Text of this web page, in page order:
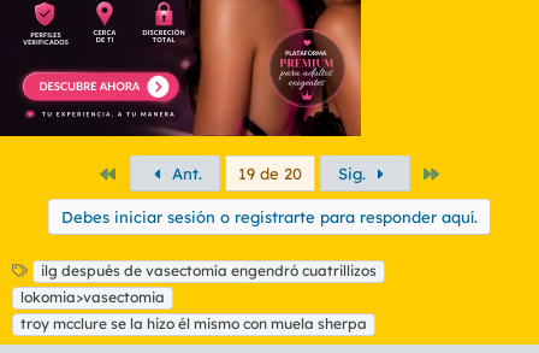
PrimeroAnt. 19 de 20 Sig.
Debes iniciar sesión o registrarte para responder aquí.
E
t
i
q
ilg después de vasectomía engendró cuatrillizos
lokomia>vasectomia
troy mcclure se la hizo él mismo con muela sherpa